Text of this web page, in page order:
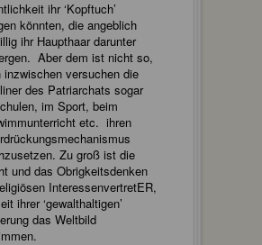
ihr ‘Kopftuch’
könnten, die angeblich
ihr Haupthaar darunter
Aber dem ist nicht so,
inzwischen versuchen die
des Patriarchats sogar
im Sport, beim
etc. ihren
Zu groß ist die
und das Obrigkeitsdenken
InteressenvertretER,
ihrer ‘gewalthaltigen’
das Weltbild